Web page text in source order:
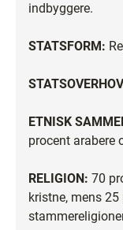
indbyggere.
STATSFORM:
ETNISK
procent arabere
RELIGION: 70
kristne, mens